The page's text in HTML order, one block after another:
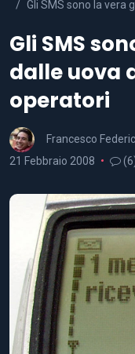
Gli SMS sono la vera
Gli SMS
dalle uova
operatori
Francesco
21 Febbraio 2008